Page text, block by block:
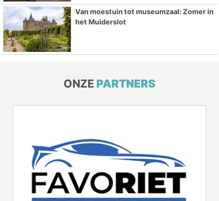
Van moestuin tot museumzaal: Zomer in
het Muiderslot
ONZE PARTNERS